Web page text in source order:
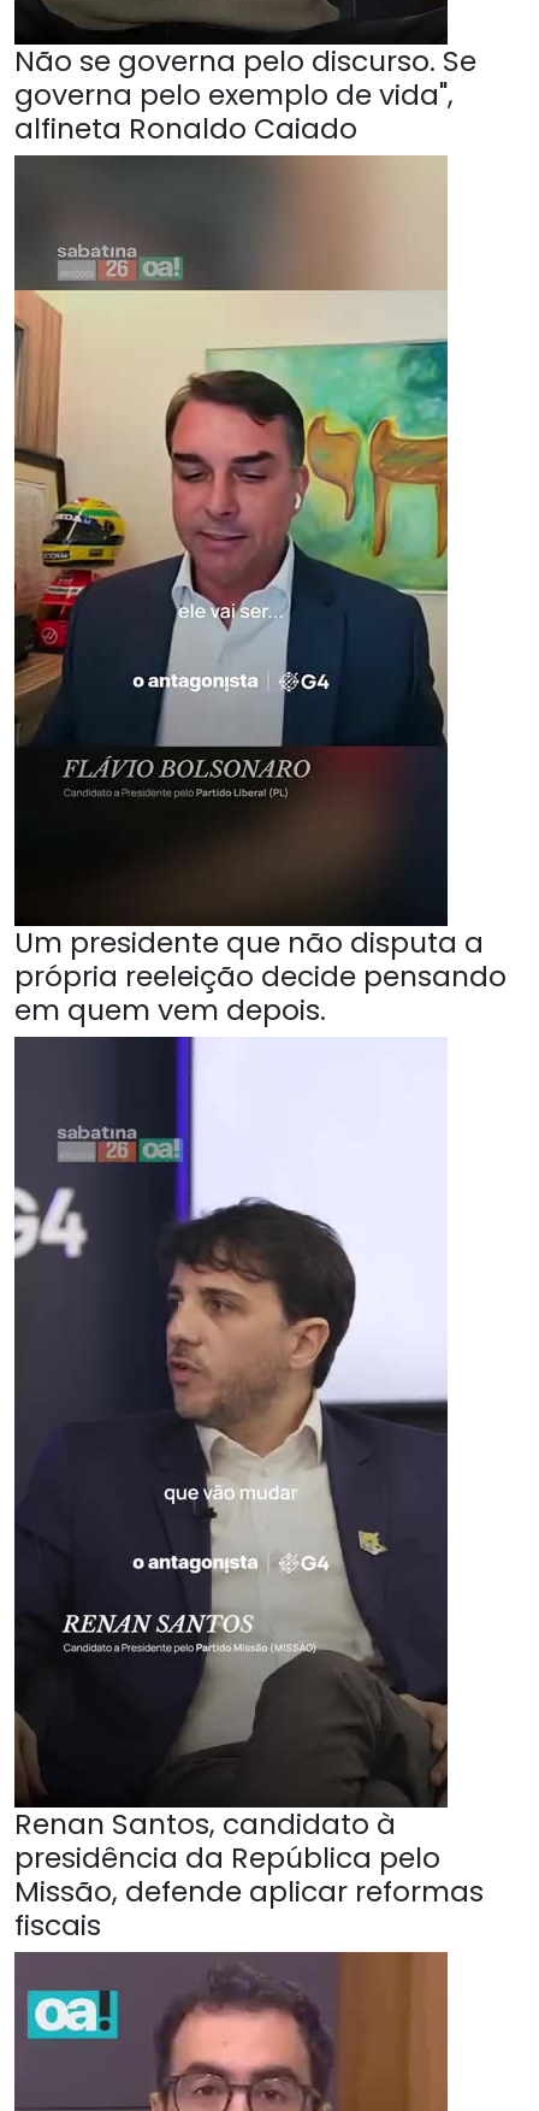
Não se governa pelo discurso. Se
governa pelo exemplo de vida",
alfineta Ronaldo Caiado
Um presidente que não disputa a
própria reeleição decide pensando
em quem vem depois.
Renan Santos, candidato à
presidência da República pelo
Missão, defende aplicar reformas
fiscais